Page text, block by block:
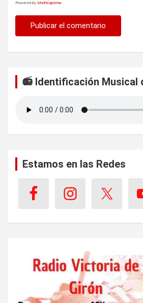
Powered by MathCaptcha
📻 Identificación Musical
Estamos en las Redes